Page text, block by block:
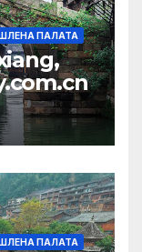
ПАЛАТА
ПАЛАТА